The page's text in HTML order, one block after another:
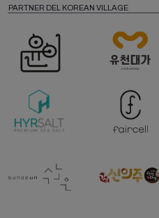
PARTNER DEL KOREAN VILLAGE